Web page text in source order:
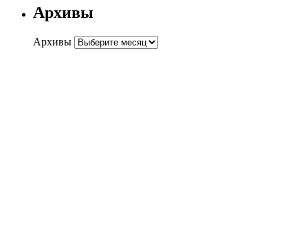
Архивы
Архивы